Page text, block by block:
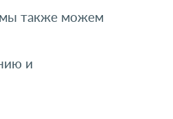
мы также можем
и